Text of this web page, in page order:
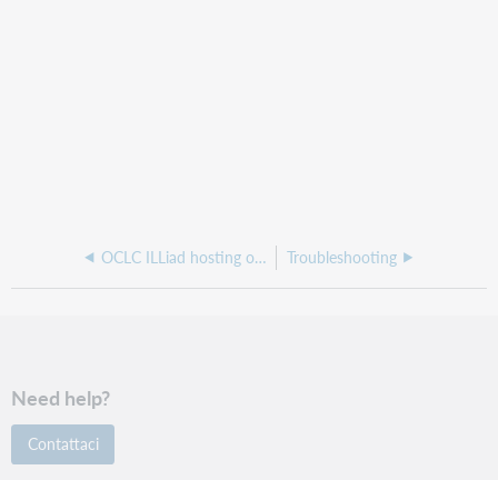
OCLC ILLiad hosting operations Troubleshooting
Need help?
Contattaci